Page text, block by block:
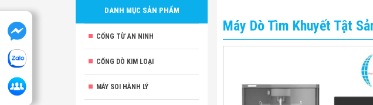
DANH MỤC SẢN PHẨM
CỔNG TỪ AN NINH
CỔNG DÒ KIM LOẠI
MÁY SOI HÀNH LÝ
Máy Dò Tìm Khuyết Tật